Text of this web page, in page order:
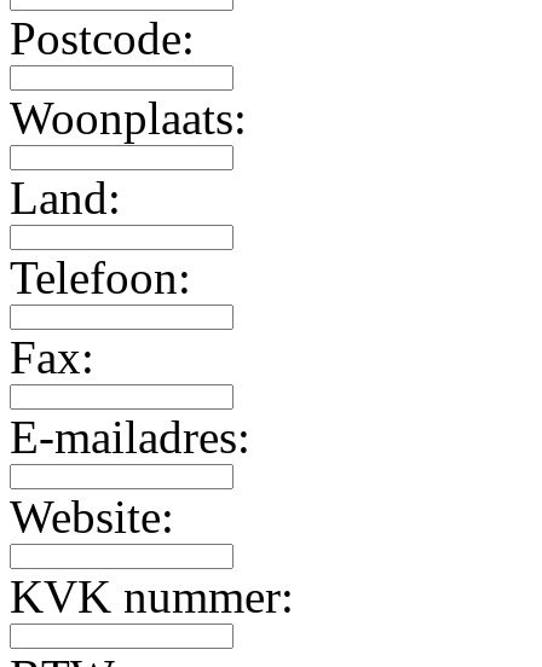
Postcode:
Woonplaats:
Land:
Telefoon:
Fax:
E-mailadres:
Website:
KVK nummer: